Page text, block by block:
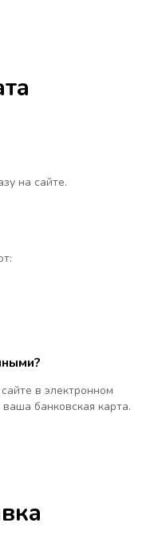
на сайте.
в электронном
банковская карта.